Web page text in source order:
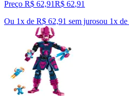
Preço R$ 62,91R$ 62,91
Ou 1x de R$ 62,91 sem jurosou 1x de